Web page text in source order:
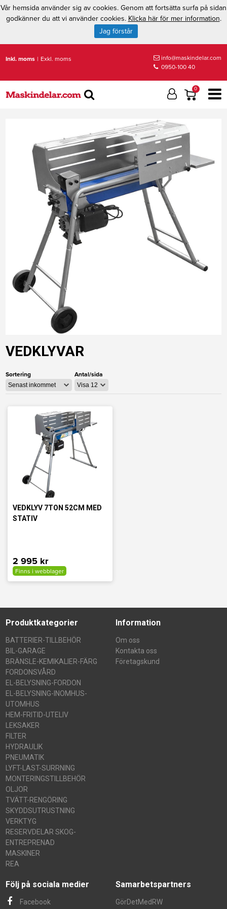
Inkl. moms | Exkl. moms
info@maskindelar.com
0950-100 40
0
VEDKLYVAR
Sortering Antal/sida
VEDKLYV 7TON 52CM MED
STATIV
2 995 kr
Finns i webblager
Produktkategorier
BATTERIER-TILLBEHÖR
BIL-GARAGE
BRÄNSLE-KEMIKALIER-FÄRG
FORDONSVÅRD
EL-BELYSNING-FORDON
EL-BELYSNING-INOMHUS-
UTOMHUS
HEM-FRITID-UTELIV
LEKSAKER
FILTER
HYDRAULIK
PNEUMATIK
LYFT-LAST-SURRNING
MONTERINGSTILLBEHÖR
OLJOR
TVÄTT-RENGÖRING
SKYDDSUTRUSTNING
VERKTYG
RESERVDELAR SKOG-
ENTREPRENAD
MASKINER
REA
Information
Om oss
Kontakta oss
Företagskund
Följ på sociala medier
Facebook
Samarbetspartners
GörDetMedRW
Vår hemsida använder sig av cookies. Genom att fortsätta surfa på sidan
godkänner du att vi använder cookies. Klicka här för mer information.
Jag förstår